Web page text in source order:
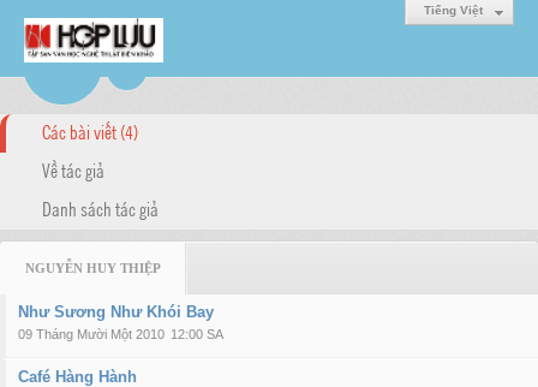
Tiếng Việt
Các bài viết (4)
Về tác giả
Danh sách tác giả
NGUYỄN HUY THIỆP
Như Sương Như Khói Bay
09 Tháng Mười Một 2010 12:00 SA
Café Hàng Hành